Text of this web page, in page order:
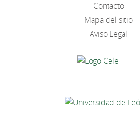
Contacto
Mapa del sitio
Aviso Legal